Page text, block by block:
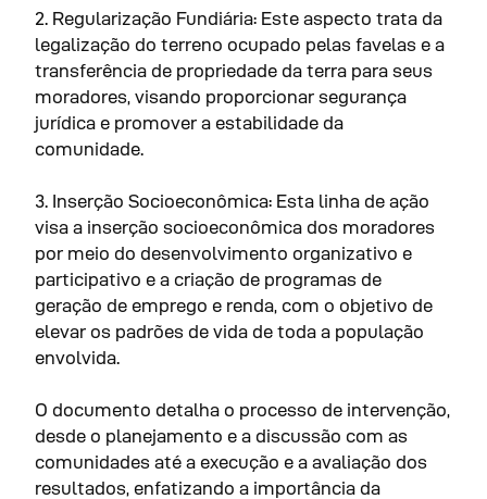
2. Regularização Fundiária: Este aspecto trata da
legalização do terreno ocupado pelas favelas e a
transferência de propriedade da terra para seus
moradores, visando proporcionar segurança
jurídica e promover a estabilidade da
comunidade.
3. Inserção Socioeconômica: Esta linha de ação
visa a inserção socioeconômica dos moradores
por meio do desenvolvimento organizativo e
participativo e a criação de programas de
geração de emprego e renda, com o objetivo de
elevar os padrões de vida de toda a população
envolvida.
O documento detalha o processo de intervenção,
desde o planejamento e a discussão com as
comunidades até a execução e a avaliação dos
resultados, enfatizando a importância da